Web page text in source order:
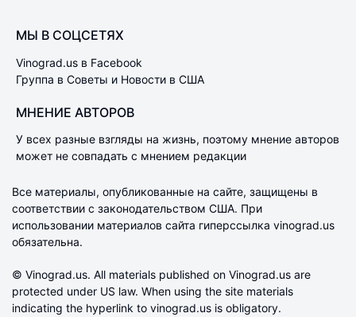
МЫ В СОЦСЕТЯХ
Vinograd.us в Facebook
Группа в Советы и Новости в США
МНЕНИЕ АВТОРОВ
У всех разные взгляды на жизнь, поэтому мнение авторов
может не совпадать с мнением редакции
Все материалы, опубликованные на сайте, защищены в
соответствии с законодательством США. При
использовании материалов сайта гиперссылка vinograd.us
обязательна.
© Vinograd.us. All materials published on Vinograd.us are
protected under US law. When using the site materials
indicating the hyperlink to vinograd.us is obligatory.